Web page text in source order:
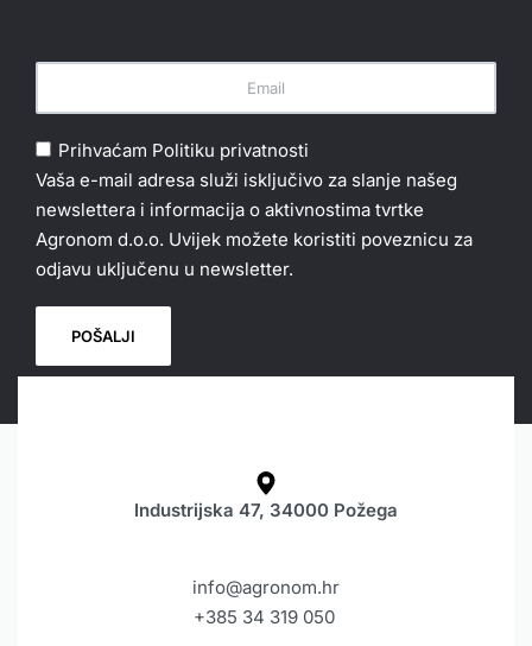
Prihvaćam Politiku privatnosti
Vaša e-mail adresa služi isključivo za slanje našeg
newslettera i informacija o aktivnostima tvrtke
Agronom d.o.o. Uvijek možete koristiti poveznicu za
odjavu uključenu u newsletter.
Industrijska 47, 34000 Požega
info@agronom.hr
+385 34 319 050